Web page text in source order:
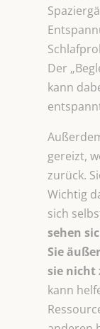
Der
kann
gereizt,
zurück.
Wichtig
sich
sehen
Sie
sie nicht
kann